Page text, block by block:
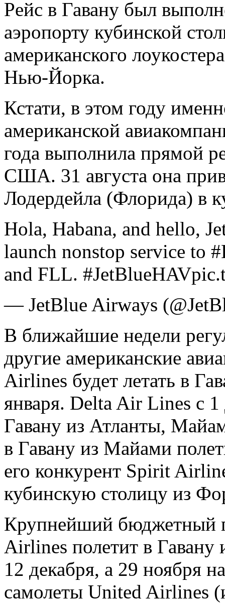
Рeйс в Гавану был
аэропорту кубинской
американского
Нью‑Йорка.
Кстати, в этом году
американской
года выполнила прямой
США. 31 августа она
Лодердейла (Флорида) в
Hola, Habana, and hello,
launch nonstop service to
and FLL.
— JetBlue Airways
В ближайшие недели
другие американские
Airlines будет летать в
января. Delta Air Lines с 1
Гавану из Атланты,
в Гавану из Майами
его конкурент Spirit
кубинскую столицу из
Крупнейший бюджетный
Airlines полетит в
12 декабря, а 29 ноября
самолеты United Airlines